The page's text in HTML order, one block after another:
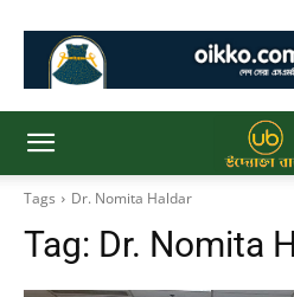
Tags Dr. Nomita Haldar
Tag: Dr. Nomita